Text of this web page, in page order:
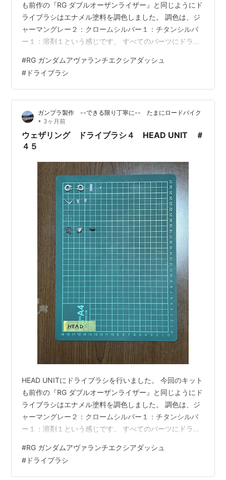
も前作の『RG ダブルオーザンライザー』と同じようにド
ライブラシはエナメル塗料を調色しました。 調色は、ジ
ャーマングレー２：クロームシルバー１：チタンシルバ
ー１：溶剤１という感じです。 すべてのパーツにドライ
しコーティング」を行う予定ですが、天気が悪いと先に
進めないので、天気が悪ければ違うキットを製作するか
もしれません。 ウェザリング ドライブラシ５
WEAPONS
#RG ガンダムアヴァランチエクシアダッシュ
# ドライブラシ
ガンプラ製作 --できる限り丁寧に-- たまにロードバイク
• 3ヶ月前
ウェザリング ドライブラシ４ HEAD UNIT ＃
４５
HEAD UNITにドライブラシを行いました。 今回のキット
も前作の『RG ダブルオーザンライザー』と同じようにド
ライブラシはエナメル塗料を調色しました。 調色は、ジ
ャーマングレー２：クロームシルバー１：チタンシルバ
ー１：溶剤１という感じです。 すべてのパーツにドライ
さいパーツを紛失していないのでホッとしています。 ウ
ェザリング ドライブラシ４ HEAD UNIT
#RG ガンダムアヴァランチエクシアダッシュ
# ドライブラシ